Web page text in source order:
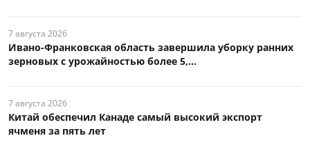
7 августа 2026
Ивано-Франковская область завершила уборку ранних
зерновых с урожайностью более 5,...
7 августа 2026
Китай обеспечил Канаде самый высокий экспорт
ячменя за пять лет